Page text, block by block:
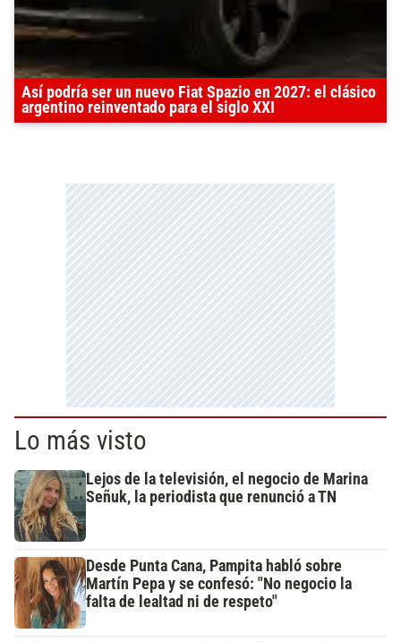
Así podría ser un nuevo Fiat Spazio en 2027: el clásico
argentino reinventado para el siglo XXI
Lo más visto
Lejos de la televisión, el negocio de Marina
Señuk, la periodista que renunció a TN
Desde Punta Cana, Pampita habló sobre
Martín Pepa y se confesó: "No negocio la
falta de lealtad ni de respeto"